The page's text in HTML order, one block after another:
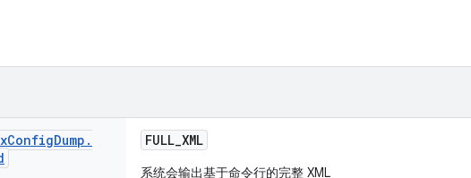
ConfigDump .
FULL_XML
系统会输出基于命令行的完整 XML